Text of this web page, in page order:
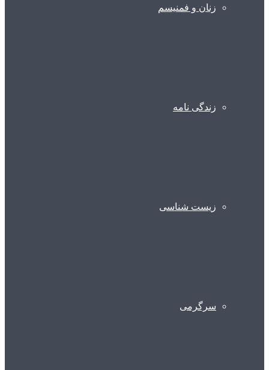
زنان و فمنیسم
زندگی نامه
زیست شناسی
سرگرمی